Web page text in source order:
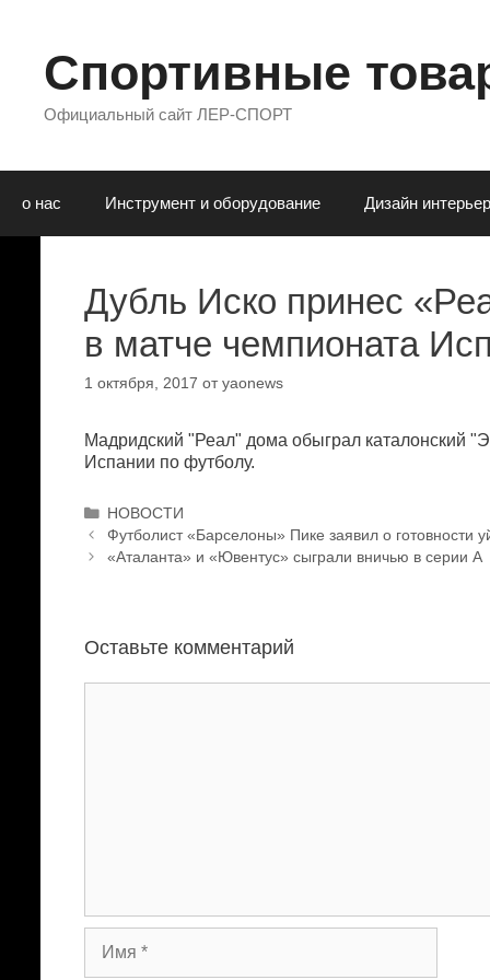
содержимому
Спортивные
Официальный сайт ЛЕР-СПОРТ
о нас Инструмент и оборудование Дизaйн
Дубль Иско принес
в матче чемпионата
1 октября, 2017 от yaonews
Мадридский "Реал" дома обыграл каталонский
Испании по футболу.
Р
у
б
и
НОВОСТИ
Н
а
а
и
Футболист «Барселоны» Пике заявил о готовности
«Аталанта» и «Ювентус» сыграли вничью в серии А
Оставьте комментарий
й